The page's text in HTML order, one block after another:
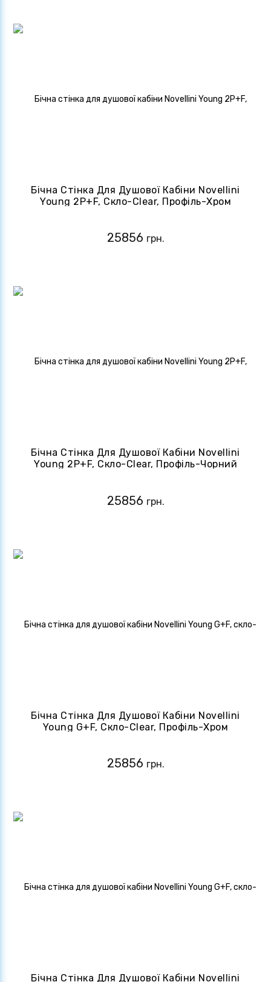
Бічна Стінка Для Душової Кабіни Novellini
Young 2P+F, Скло-Clear, Профіль-Хром
25856 грн.
Бічна Стінка Для Душової Кабіни Novellini
Young 2P+F, Скло-Clear, Профіль-Чорний
25856 грн.
Бічна Стінка Для Душової Кабіни Novellini
Young G+F, Скло-Clear, Профіль-Хром
25856 грн.
Бічна Стінка Для Душової Кабіни Novellini